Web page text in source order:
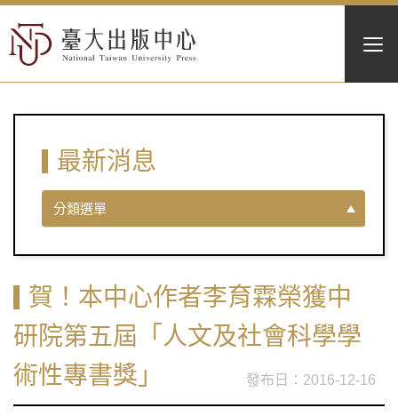
最新消息
分類選單
賀！本中心作者李育霖榮獲中
研院第五屆「人文及社會科學學
術性專書獎」
2016-12-16